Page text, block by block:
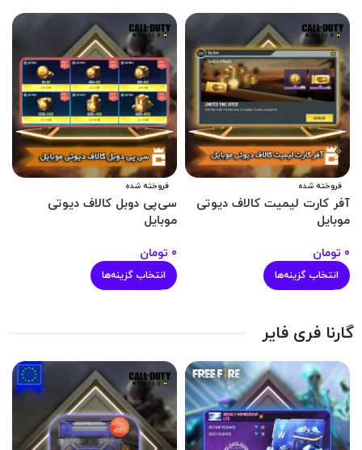
فروخته شده
آفر کارت لیمیت کالاف دیوتی
موبایل
0 تومان
انتخاب گزینه‌ها
فروخته شده
سی‌پی دوبل کالاف دیوتی
موبایل
0 تومان
انتخاب گزینه‌ها
گارنا فری فایر